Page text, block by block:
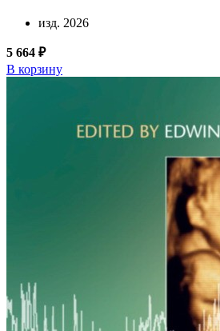
изд. 2026
5 664 ₽
В корзину